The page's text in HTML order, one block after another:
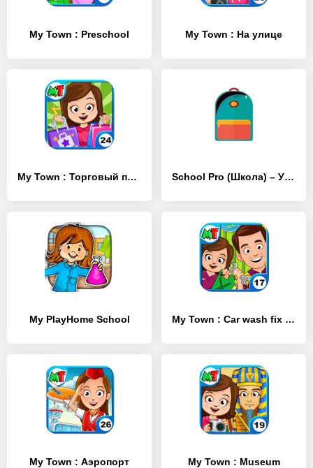
My Town : Preschool My Town : На улице
My Town : Торговый пассаж School Pro (Школа) – Учебный Помощник
My PlayHome School My Town : Car wash fix & drive
My Town : Аэропорт My Town : Museum